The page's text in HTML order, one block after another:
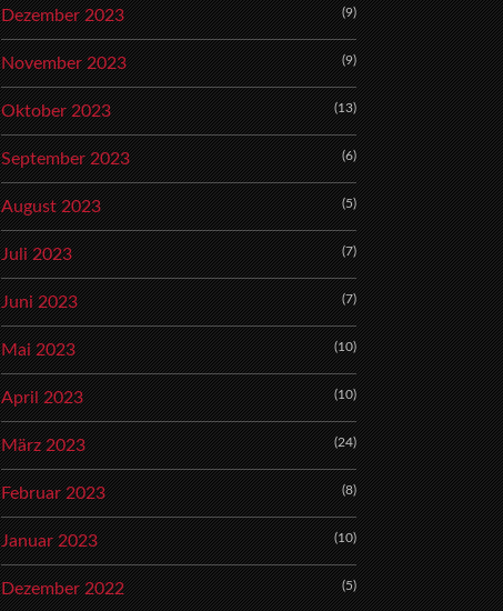
Dezember 2023 (9)
November 2023 (9)
Oktober 2023 (13)
September 2023 (6)
August 2023 (5)
Juli 2023 (7)
Juni 2023 (7)
Mai 2023 (10)
April 2023 (10)
März 2023 (24)
Februar 2023 (8)
Januar 2023 (10)
Dezember 2022 (5)